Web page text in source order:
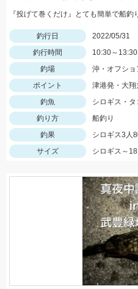
釣行日
2022/05/31
釣行時間
10:30～13:30
釣場
沖・オフショ
ポイント
津港発・大翔
釣魚
シロギス・タ
釣り方
船釣り
釣果
シロギス3人
サイズ
シロギス～